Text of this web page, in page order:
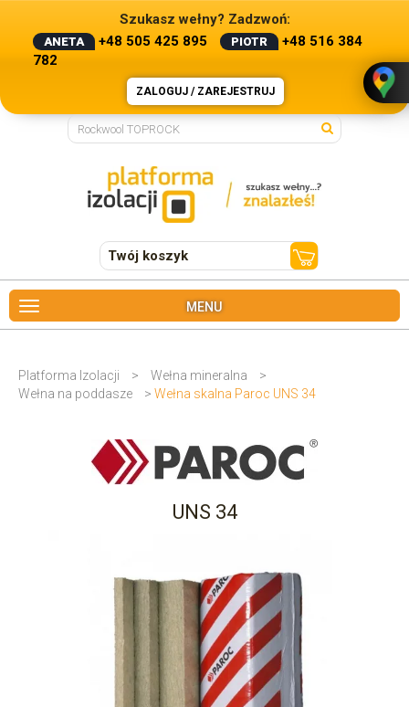
Szukasz wełny? Zadzwoń:
ANETA +48 505 425 895 PIOTR
+48 516 384
782
ZALOGUJ / ZAREJESTRUJ
Twój koszyk
MENU
Platforma Izolacji > Wełna mineralna
>
Wełna na poddasze
> Wełna skalna Paroc UNS 34
UNS 34